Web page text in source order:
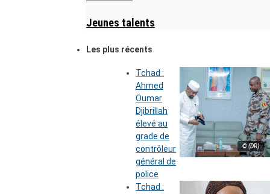
Jeunes talents
Les plus récents
© (DR)
Tchad :
Ahmed
Oumar
Djibrillah
élevé au
grade de
contrôleur
général de
police
Tchad :